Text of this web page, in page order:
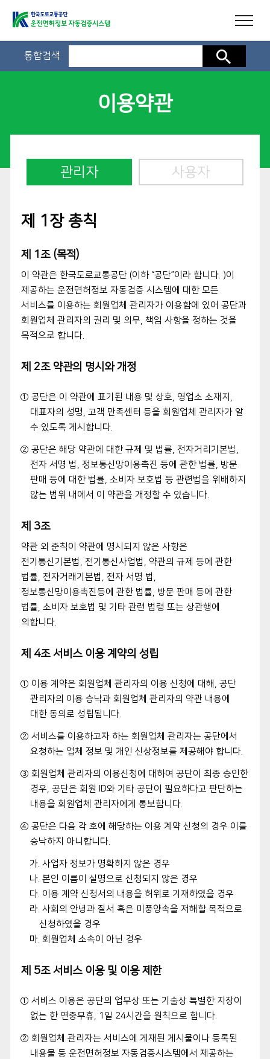
통합검색 검색
이용약관
관리자 사용자
제 1장 총칙
제 1조 (목적)
이 약관은 한국도로교통공단 (이하 “공단”이라 합니다. )이
제공하는 운전면허정보 자동검증 시스템에 대한 모든
서비스를 이용하는 회원업체 관리자가 이용함에 있어 공단과
회원업체 관리자의 권리 및 의무, 책임 사항을 정하는 것을
목적으로 합니다.
제 2조 약관의 명시와 개정
① 공단은 이 약관에 표기된 내용 및 상호, 영업소 소재지,
대표자의 성명, 고객 만족센터 등을 회원업체 관리자가 알
수 있도록 게시합니다.
② 공단은 해당 약관에 대한 규제 및 법률, 전자거리기본법,
전자 서명 법, 정보통신망이용촉진 등에 관한 법률, 방문
판매 등에 대한 법률, 소비자 보호법 등 관련법을 위배하지
않는 범위 내에서 이 약관을 개정할 수 있습니다.
제 3조
약관 외 준칙이 약관에 명시되지 않은 사항은
전기통신기본법, 전기통신사업법, 약관의 규제 등에 관한
법률, 전자거래기본법, 전자 서명 법,
정보통신망이용촉진등에 관한 법률, 방문 판매 등에 관한
법률, 소비자 보호법 및 기타 관련 법령 또는 상관행에
의합니다.
제 4조 서비스 이용 계약의 성립
① 이용 계약은 회원업체 관리자의 이용 신청에 대해, 공단
관리자의 이용 승낙과 회원업체 관리자의 약관 내용에
대한 동의로 성립됩니다.
② 서비스를 이용하고자 하는 회원업체 관리자는 공단에서
요청하는 업체 정보 및 개인 신상정보를 제공해야 합니다.
③ 회원업체 관리자의 이용신청에 대하여 공단이 최종 승인한
경우, 공단은 회원 ID와 기타 공단이 필요하다고 판단하는
내용을 회원업체 관리자에게 통보합니다.
④ 공단은 다음 각 호에 해당하는 이용 계약 신청의 경우 이를
승낙하지 아니합니다.
가. 사업자 정보가 명확하지 않은 경우
나. 본인 이름이 실명으로 신청되지 않은 경우
다. 이용 계약 신청서의 내용을 허위로 기재하였을 경우
라. 사회의 안녕과 질서 혹은 미풍양속을 저해할 목적으로
신청하였을 경우
마. 회원업체 소속이 아닌 경우
제 5조 서비스 이용 및 이용 제한
① 서비스 이용은 공단의 업무상 또는 기술상 특별한 지장이
없는 한 연중무휴, 1일 24시간을 원칙으로 합니다.
② 회원업체 관리자는 서비스에 게재된 게시물이나 등록된
내용물 등 운전면허정보 자동검증시스템에서 제공하는